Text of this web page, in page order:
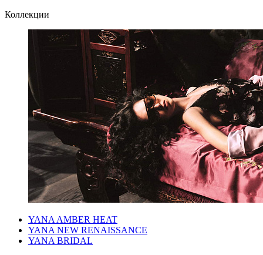
Коллекции
YANA AMBER HEAT
YANA NEW RENAISSANCE
YANA BRIDAL